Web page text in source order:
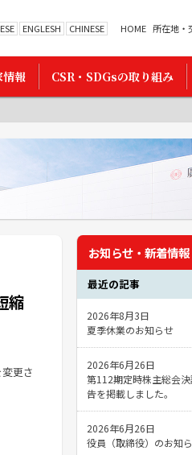
ENGLESH CHINESE HOME 所在地・
情報 CSR・SDGsの取り組み
縮
更さ
お知らせ・新着情報
最近の記事
2026年8月3日
夏季休業のお知らせ
2026年6月26日
第112期定時株主総会
告を掲載しました。
2026年6月26日
役員（取締役）のお知